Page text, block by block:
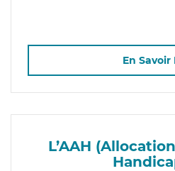
En Savoir
L’AAH